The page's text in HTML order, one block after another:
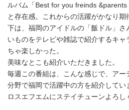
ルバム「Best for you freinds
と存在感。これからの活躍がかなり期
下は、福岡のアイドルの「飯ドル」さ
いものをテレビや雑誌で紹介するキャ
ちゃ楽しかった。
美味なとこも紹介いただきました。
毎週この番組は、こんな感じで、アー
分野で福岡で活躍中の方を紹介してい
ロスエフエムにステイチューンよろし